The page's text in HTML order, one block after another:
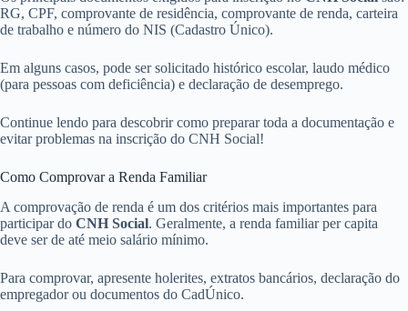
RG, CPF, comprovante de residência, comprovante de renda, carteira
de trabalho e número do NIS (Cadastro Único).
Em alguns casos, pode ser solicitado histórico escolar, laudo médico
(para pessoas com deficiência) e declaração de desemprego.
Continue lendo para descobrir como preparar toda a documentação e
evitar problemas na inscrição do CNH Social!
Como Comprovar a Renda Familiar
A comprovação de renda é um dos critérios mais importantes para
participar do CNH Social. Geralmente, a renda familiar per capita
deve ser de até meio salário mínimo.
Para comprovar, apresente holerites, extratos bancários, declaração do
empregador ou documentos do CadÚnico.